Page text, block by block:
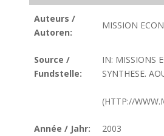
Auteurs /
Autoren:
MISSION
Source /
Fundstelle:
IN: MISSIONS
SYNTHESE.
(HTTP://
Année / Jahr: 2003